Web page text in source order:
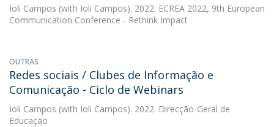
Ioli Campos (with Ioli Campos). 2022. ECREA 2022, 9th European
Communication Conference - Rethink Impact
OUTRAS
Redes sociais / Clubes de Informação e
Comunicação - Ciclo de Webinars
Ioli Campos (with Ioli Campos). 2022. Direcção-Geral de
Educação